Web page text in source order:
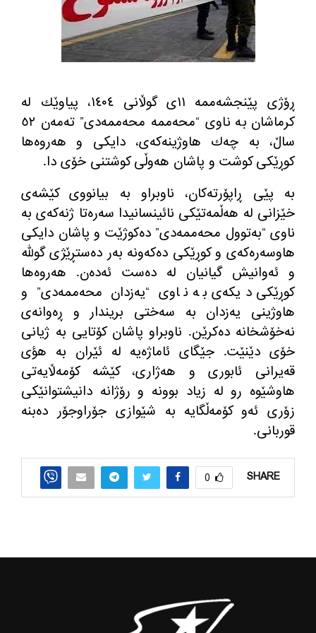
ڕۆژی پێنجشه‌ممه‌ ١١ی گوڵانی ١٤٠٤، پیاوێك له‌
كرماشان به‌ ناوی “محه‌ممه‌ محه‌ممه‌دی”
ته‌مه‌ن ٥٢
ساڵ، به‌ چه‌ك هاوژینه‌كه‌ی، دایكی و هه‌روه‌ها
كوڕێكی كوشت و پاشان هه‌وڵی كوشتنی خۆی دا.
به‌ پێی ڕاپۆرته‌كان، ناوبراو به‌ بیانووی كێشه‌ی
خێزانی له‌ هه‌ڵمه‌تێكی نائینسانیدا سه‌ره‌تا ژنه‌كه‌ی به‌
ناوی “به‌توول محه‌ممه‌دی”ده‌كوژێت و پاشان دایكی
هاوسه‌ره‌كه‌ی و كوڕێكی ده‌كه‌ونه‌ به‌ر ده‌ستڕێژی گولله‌
و ئه‌وانیش گیانیان له‌ ده‌ست ئه‌ده‌ن. هه‌روه‌ها
كوڕێكی دیكه‌ی به‌ ناوی“یه‌زدان محه‌ممه‌دی” و
هاوژینی یه‌زدان به‌ سه‌ختی بریندار و ڕه‌وانه‌ی
نه‌خۆشخانه‌ ده‌كرێن. ناوبراو پاشان كۆتایی به‌ ژیانی
خۆی دێنێت. جێگای ئاماژ‌ه‌یه له ئێران به هؤی
قه‌یرانی ئابوری و هه‌ژاری، کێشه کۆمه‌ڵایه‌تی
هاوشێوه رو له زیاد بوونه و رۆژانه دانیشتوانێکی
زۆری ئه‌و کۆمه‌ڵگایه به شێوازی جۆراوجۆر ده‌بنه
قوربانی.
SHARE
0